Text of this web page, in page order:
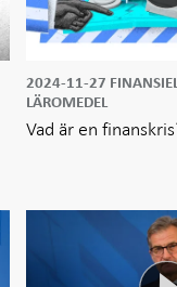
2024-11-27
LÄROMEDEL
Vad är en